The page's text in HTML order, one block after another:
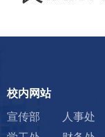
校内网站
宣传部
人事处